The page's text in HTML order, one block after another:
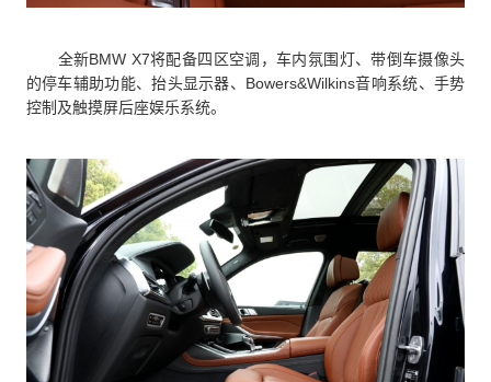
全新BMW X7将配备四区空调，车内氛围灯、带倒车摄像头
的停车辅助功能、抬头显示器、Bowers&Wilkins音响系统、手势
控制及触摸屏后座娱乐系统。